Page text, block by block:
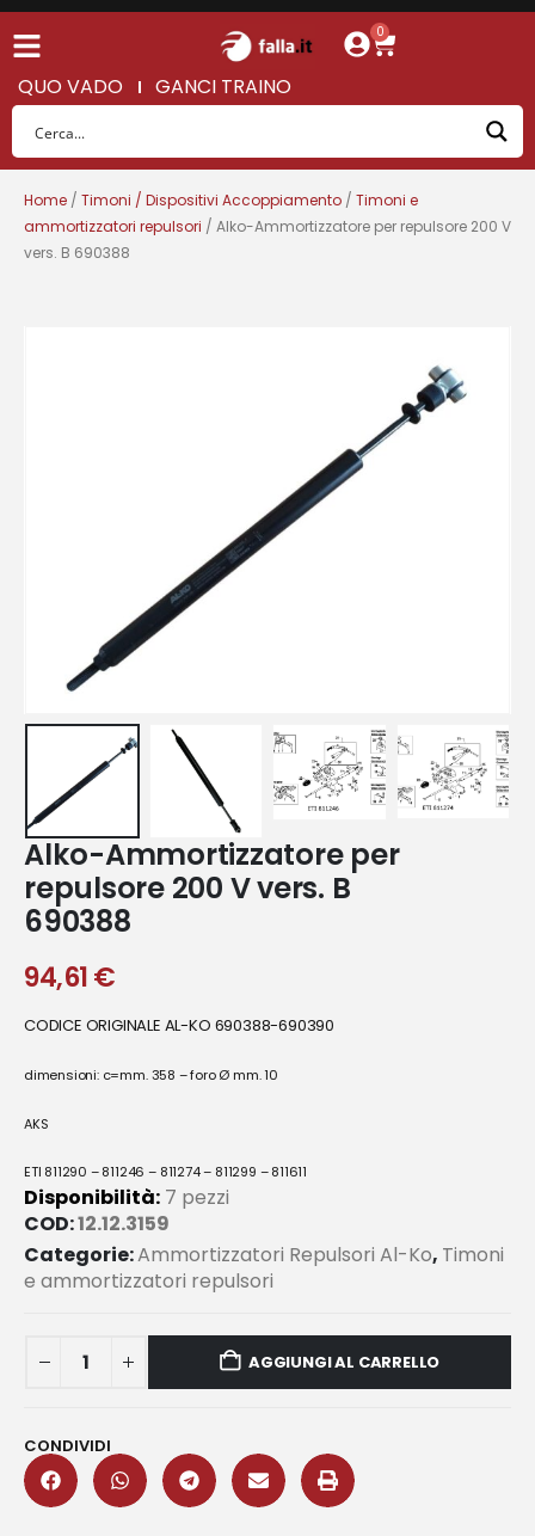
0
QUO VADO GANCI TRAINO
Home / Timoni / Dispositivi Accoppiamento / Timoni e
ammortizzatori repulsori / Alko-Ammortizzatore per repulsore 200 V
vers. B 690388
Alko-Ammortizzatore per
repulsore 200 V vers. B
690388
94,61€
CODICE ORIGINALE AL-KO 690388-690390
dimensioni: c=mm. 358 –foro Ø mm. 10
AKS
ETI 811290 – 811246 – 811274 – 811299 – 811611
Disponibilità: 7 pezzi
COD:12.12.3159
Categorie:Ammortizzatori Repulsori Al-Ko, Timoni
e ammortizzatori repulsori
AGGIUNGI AL CARRELLO
CONDIVIDI